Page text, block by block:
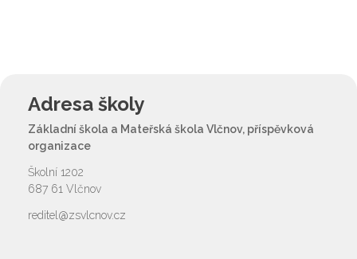
Adresa školy
Základní škola a Mateřská škola Vlčnov, příspěvková
organizace
Školní 1202
687 61 Vlčnov
reditel@zsvlcnov.cz